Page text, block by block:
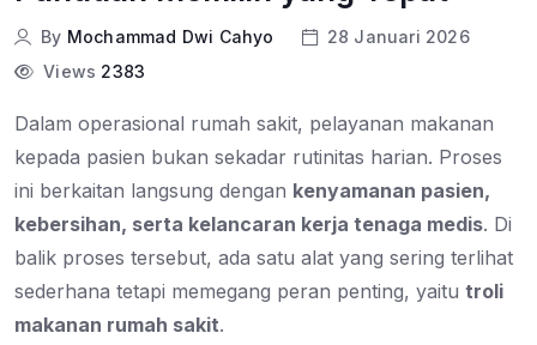
By Mochammad Dwi Cahyo
28 Januari 2026
Views 2383
Dalam operasional rumah sakit, pelayanan makanan
kepada pasien bukan sekadar rutinitas harian. Proses
ini berkaitan langsung dengan kenyamanan pasien,
kebersihan, serta kelancaran kerja tenaga medis. Di
balik proses tersebut, ada satu alat yang sering terlihat
sederhana tetapi memegang peran penting, yaitu troli
makanan rumah sakit.